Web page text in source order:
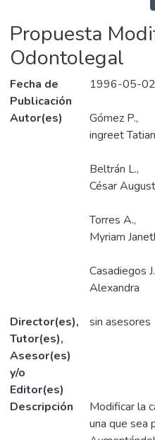
Propuesta
Odontolegal
Fecha de
Publicación
1996-05-02
Autor(es)
Gómez P.,
ingreet
Beltrán L.,
César
Torres A.,
Myriam
Casadiegos
Alexandra
Director(es),
Tutor(es),
Asesor(es)
y/o
Editor(es)
sin asesores
Descripción
Modificar la
una que sea